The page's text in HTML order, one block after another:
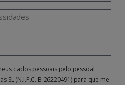
dados pessoais pelo pessoal
SL (N.I.P.C. B-26220491) para que me